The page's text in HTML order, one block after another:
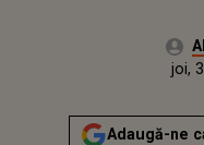
joi,
Adaugă-ne